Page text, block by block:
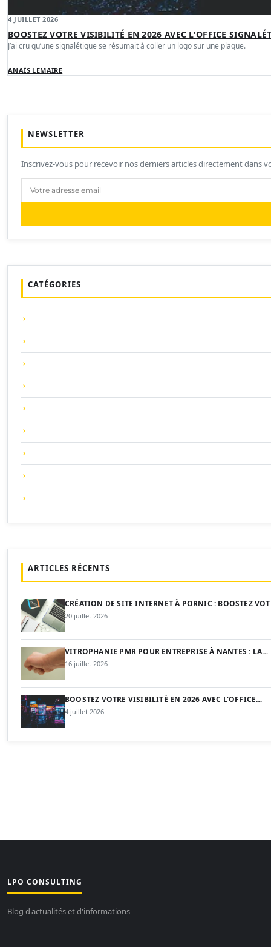
4 JUILLET 2026
BOOSTEZ VOTRE VISIBILITÉ EN 2026 AVEC L'OFFICE
J’ai cru qu’une signalétique se résumait à coller un logo sur une plaque.
ANAÏS LEMAIRE
NEWSLETTER
Inscrivez-vous pour recevoir nos derniers articles directement dans
CATÉGORIES
ARTICLES RÉCENTS
CRÉATION DE SITE INTERNET À PORNIC : BOOSTEZ
20 juillet 2026
VITROPHANIE PMR POUR ENTREPRISE À NANTES : LA…
16 juillet 2026
BOOSTEZ VOTRE VISIBILITÉ EN 2026 AVEC L'OFFICE…
4 juillet 2026
LPO CONSULTING
Blog d'actualités et d'informations